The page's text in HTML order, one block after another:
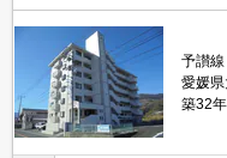
予讃
愛媛
築32年